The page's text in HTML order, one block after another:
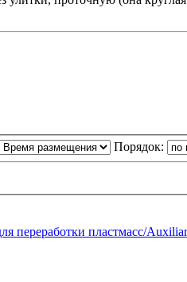
Порядок:
переработки пластмасс/